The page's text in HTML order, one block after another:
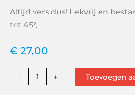
Altijd vers dus! Lekvrij en
tot 45°,
€ 27,00
-
Powersport
+ Toevoegen